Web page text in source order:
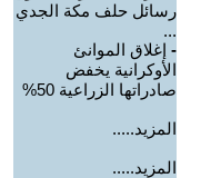
رسائل حلف مكة الجدي
...
- إغلاق الموانئ
الأوكرانية يخفض
صادراتها الزراعية 50%
المزيد.....
المزيد.....